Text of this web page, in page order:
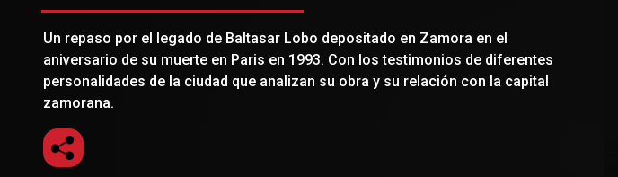
Un repaso por el legado de Baltasar Lobo depositado en Zamora en el
aniversario de su muerte en Paris en 1993. Con los testimonios de diferentes
personalidades de la ciudad que analizan su obra y su relación con la capital
zamorana.